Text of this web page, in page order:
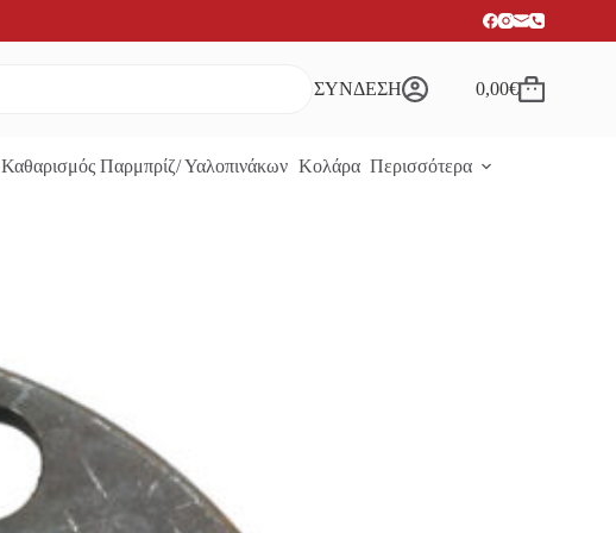
ΣΥΝΔΕΣΗ
Καλάθι
0,00€
Καθαρισμός Παρμπρίζ/ Υαλοπινάκων Κολάρα Περισσότερα